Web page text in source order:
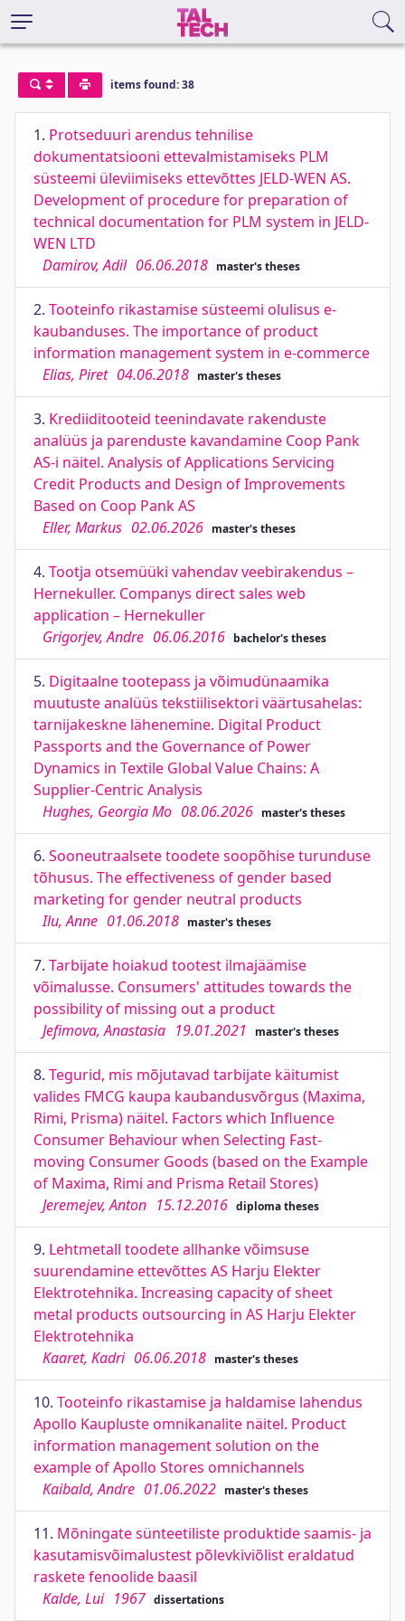
items found: 38
1. Protseduuri arendus tehnilise
dokumentatsiooni ettevalmistamiseks PLM
süsteemi üleviimiseks ettevõttes JELD-WEN AS.
Development of procedure for preparation of
technical documentation for PLM system in JELD-
WEN LTD
Damirov, Adil 06.06.2018 master's theses
2. Tooteinfo rikastamise süsteemi olulisus e-
kaubanduses. The importance of product
information management system in e-commerce
Elias, Piret 04.06.2018 master's theses
3. Krediiditooteid teenindavate rakenduste
analüüs ja parenduste kavandamine Coop Pank
AS-i näitel. Analysis of Applications Servicing
Credit Products and Design of Improvements
Based on Coop Pank AS
Eller, Markus 02.06.2026 master's theses
4. Tootja otsemüüki vahendav veebirakendus –
Hernekuller. Companys direct sales web
application – Hernekuller
Grigorjev, Andre 06.06.2016 bachelor's theses
5. Digitaalne tootepass ja võimudünaamika
muutuste analüüs tekstiilisektori väärtusahelas:
tarnijakeskne lähenemine. Digital Product
Passports and the Governance of Power
Dynamics in Textile Global Value Chains: A
Supplier-Centric Analysis
Hughes, Georgia Mo 08.06.2026 master's theses
6. Sooneutraalsete toodete soopõhise turunduse
tõhusus. The effectiveness of gender based
marketing for gender neutral products
Ilu, Anne 01.06.2018 master's theses
7. Tarbijate hoiakud tootest ilmajäämise
võimalusse. Consumers' attitudes towards the
possibility of missing out a product
Jefimova, Anastasia 19.01.2021 master's theses
8. Tegurid, mis mõjutavad tarbijate käitumist
valides FMCG kaupa kaubandusvõrgus (Maxima,
Rimi, Prisma) näitel. Factors which Influence
Consumer Behaviour when Selecting Fast-
moving Consumer Goods (based on the Example
of Maxima, Rimi and Prisma Retail Stores)
Jeremejev, Anton 15.12.2016 diploma theses
9. Lehtmetall toodete allhanke võimsuse
suurendamine ettevõttes AS Harju Elekter
Elektrotehnika. Increasing capacity of sheet
metal products outsourcing in AS Harju Elekter
Elektrotehnika
Kaaret, Kadri 06.06.2018 master's theses
10. Tooteinfo rikastamise ja haldamise lahendus
Apollo Kaupluste omnikanalite näitel. Product
information management solution on the
example of Apollo Stores omnichannels
Kaibald, Andre 01.06.2022 master's theses
11. Mõningate sünteetiliste produktide saamis- ja
kasutamisvõimalustest põlevkiviõlist eraldatud
raskete fenoolide baasil
Kalde, Lui 1967 dissertations